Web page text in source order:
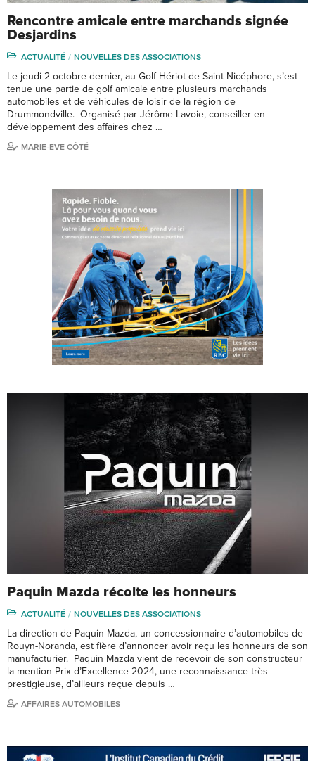
Rencontre amicale entre marchands signée
Desjardins
ACTUALITÉ NOUVELLES DES ASSOCIATIONS
Le jeudi 2 octobre dernier, au Golf Hériot de Saint-Nicéphore, s’est
tenue une partie de golf amicale entre plusieurs marchands
automobiles et de véhicules de loisir de la région de
Drummondville. Organisé par Jérôme Lavoie, conseiller en
développement des affaires chez …
MARIE-EVE CÔTÉ
Paquin Mazda récolte les honneurs
ACTUALITÉ NOUVELLES DES ASSOCIATIONS
La direction de Paquin Mazda, un concessionnaire d’automobiles de
Rouyn-Noranda, est fière d’annoncer avoir reçu les honneurs de son
manufacturier. Paquin Mazda vient de recevoir de son constructeur
la mention Prix d’Excellence 2024, une reconnaissance très
prestigieuse, d’ailleurs reçue depuis …
AFFAIRES AUTOMOBILES